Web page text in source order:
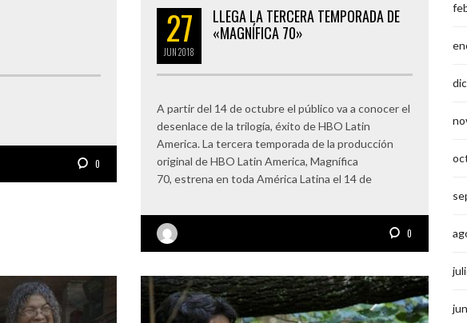
0
27
JUN2018
LLEGA LA TERCERA TEMPORADA DE
«MAGNÍFICA 70»
A partir del 14 de octubre el público va a conocer el
desenlace de la trilogía, éxito de HBO Latin
America. La tercera temporada de la producción
original de HBO Latin America, Magnífica
70, estrena en toda América Latina el 14 de
0